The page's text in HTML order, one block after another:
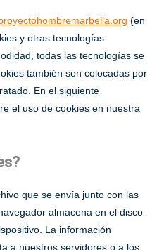
(en
y otras tecnologías
todas las tecnologías se
también son colocadas por
En el siguiente
el uso de cookies en nuestra
que se envía junto con las
almacena en el disco
La información
a nuestros servidores o a los